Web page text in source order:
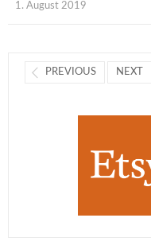
1. August 2019
PREVIOUS NEXT